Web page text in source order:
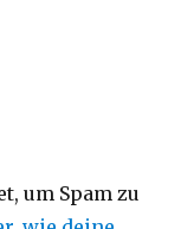
um Spam zu